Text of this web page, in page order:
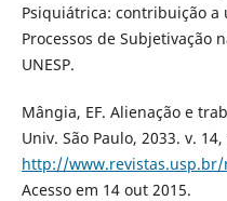
Psiquiátrica: contribuição a
Processos de Subjetivação
UNESP.
Mângia, EF. Alienação e
Univ. São Paulo, 2033. v.
http://
Acesso em 14 out 2015.